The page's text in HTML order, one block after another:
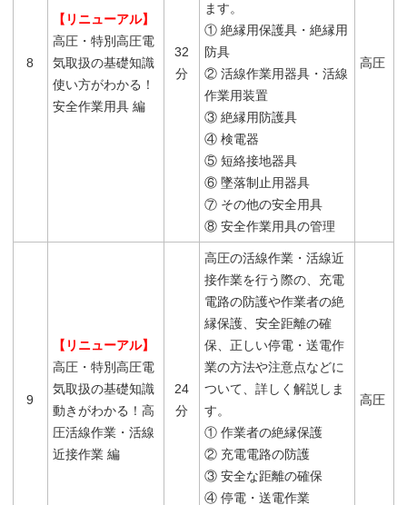
8
【リニューアル】
高圧・特別高圧電
気取扱の基礎知識
使い方がわかる！
安全作業用具 編
32
分
ます。
① 絶縁用保護具・絶縁用
防具
② 活線作業用器具・活線
作業用装置
③ 絶縁用防護具
④ 検電器
⑤ 短絡接地器具
⑥ 墜落制止用器具
⑦ その他の安全用具
⑧ 安全作業用具の管理
高圧
9
【リニューアル】
高圧・特別高圧電
気取扱の基礎知識
動きがわかる！高
圧活線作業・活線
近接作業 編
24
分
高圧の活線作業・活線近
接作業を行う際の、充電
電路の防護や作業者の絶
縁保護、安全距離の確
保、正しい停電・送電作
業の方法や注意点などに
ついて、詳しく解説しま
す。
① 作業者の絶縁保護
② 充電電路の防護
③ 安全な距離の確保
④ 停電・送電作業
高圧